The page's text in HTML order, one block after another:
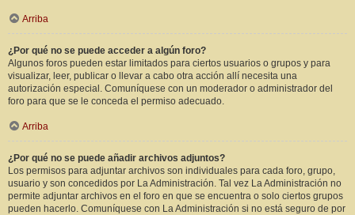
Arriba
¿Por qué no se puede acceder a algún foro?
Algunos foros pueden estar limitados para ciertos usuarios o grupos y para
visualizar, leer, publicar o llevar a cabo otra acción allí necesita una
autorización especial. Comuníquese con un moderador o administrador del
foro para que se le conceda el permiso adecuado.
Arriba
¿Por qué no se puede añadir archivos adjuntos?
Los permisos para adjuntar archivos son individuales para cada foro, grupo,
usuario y son concedidos por La Administración. Tal vez La Administración no
permite adjuntar archivos en el foro en que se encuentra o solo ciertos grupos
pueden hacerlo. Comuníquese con La Administración si no está seguro de por